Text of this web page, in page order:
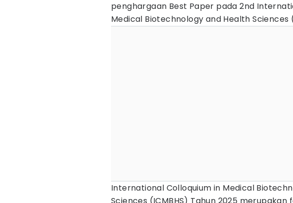
penghargaan Best Paper pada 2nd
Medical Biotechnology and Health Sciences
International Colloquium in Medical